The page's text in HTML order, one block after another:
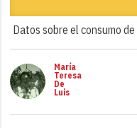
Datos sobre el consumo
María
Teresa
De
Luis